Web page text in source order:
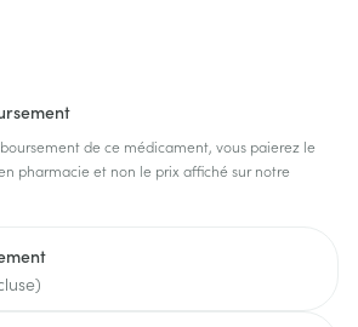
de ce médicament, vous paierez le
pharmacie et non le prix affiché sur notre